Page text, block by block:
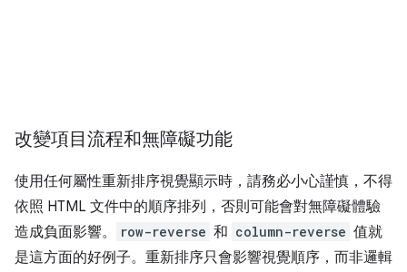
改變項目流程和無障礙功能
使用任何屬性重新排序視覺顯示時，請務必小心謹慎，不得
依照 HTML 文件中的順序排列，否則可能會對無障礙體驗
造成負面影響。
row-reverse 和 column-reverse 值就
是這方面的好例子。重新排序只會影響視覺順序，而非邏輯